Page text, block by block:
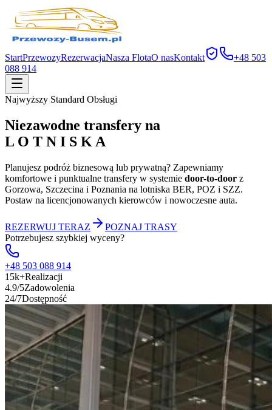
StartPrzewozyRezerwacjaNasza FlotaO nasKontakt
+48 503
088 914
Najwyższy Standard Obsługi
Niezawodne transfery na
L O T N I S K A
Planujesz podróż biznesową lub prywatną? Zapewniamy
komfortowe i punktualne transfery w systemie door-to-door z
Gorzowa, Szczecina i Poznania na lotniska BER, POZ i SZZ.
Postaw na licencjonowanych kierowców i nowoczesne auta.
REZERWUJ TERAZ
POZNAJ TRASY
Potrzebujesz szybkiej wyceny?
+48 503 088 914
15k+Realizacji
4.9/5Zadowolenia
24/7Dostępność